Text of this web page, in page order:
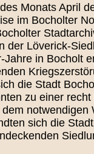
Monats April
im Bocholter
der Löverick-
Jahre in Bocholt
die Stadt
zu einer
notwendigen
sich die